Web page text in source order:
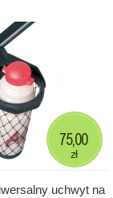
uchwyt na
75,00
zł